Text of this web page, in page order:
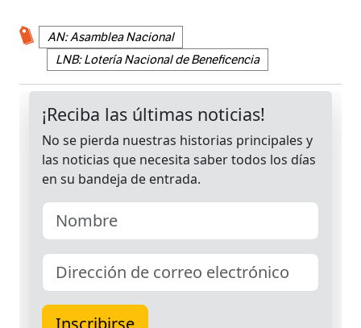
AN: Asamblea Nacional
LNB: Lotería Nacional de Beneficencia